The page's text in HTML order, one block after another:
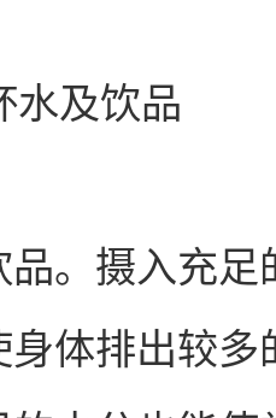
水及饮品
品。摄入充
身体排出较